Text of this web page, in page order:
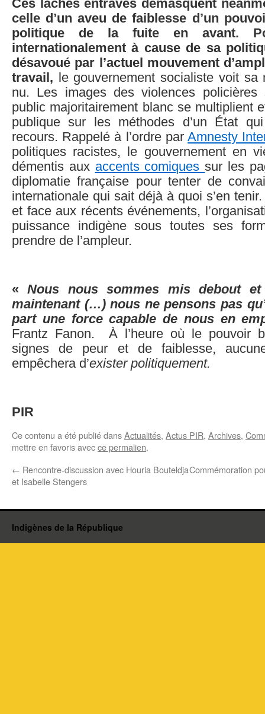
Ces lâches entraves démasquent
celle d’un aveu de faiblesse d’un
politique de la fuite en avant.
internationalement à cause de sa
désavoué par l’actuel mouvement
travail,
le gouvernement socialiste voit sa
nu. Les images des violences policières
public majoritairement blanc se multiplient
publique sur les méthodes d’un État qui
recours. Rappelé à l’ordre parAmnesty
politiques racistes, le gouvernement en
démentis aux accents comiquessur les
diplomatie française pour tenter de
internationale qui sait déjà à quoi s’en
et face aux récents événements,
puissance indigène sous toutes ses
prendre de l’ampleur.
«Nous nous sommes mis debout et
maintenant (…) nous ne pensons pas
part une force capable de nous en
Frantz Fanon. À l’heure où le pouvoir
signes de peur et de faiblesse,
empêchera d’exister politiquement.
PIR
Ce contenu a été publié dansActualités, Actus PIR, Archives,
mettre en favoris avecce permalien.
← Rencontre-discussion avec Houria Bouteldja
et Isabelle Stengers
Commémoration
Indigènes de la République